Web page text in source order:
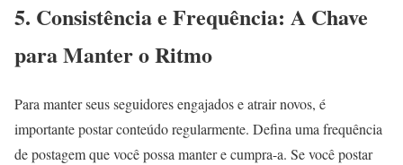
5. Consistência e Frequência: A Chave
para Manter o Ritmo
Para manter seus seguidores engajados e atrair novos, é
importante postar conteúdo regularmente. Defina uma frequência
de postagem que você possa manter e cumpra-a. Se você postar